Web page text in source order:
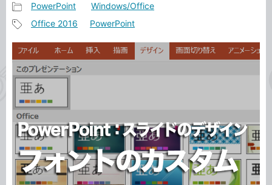
事
カ
テ
ゴ
リ
PowerPoint Windows/Office
事
タ
グ
Office 2016 PowerPoint